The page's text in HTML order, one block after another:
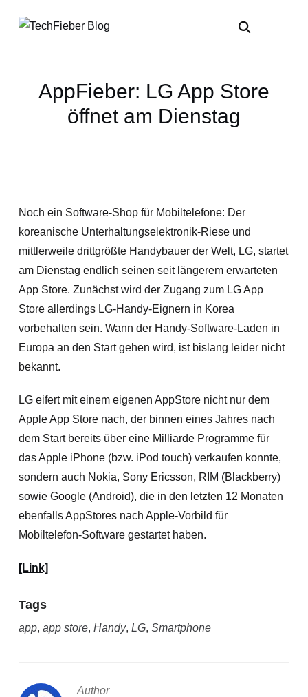
AppFieber: LG App Store
öffnet am Dienstag
Noch ein Software-Shop für Mobiltelefone: Der
koreanische Unterhaltungselektronik-Riese und
mittlerweile drittgrößte Handybauer der Welt, LG, startet
am Dienstag endlich seinen seit längerem erwarteten
App Store. Zunächst wird der Zugang zum LG App
Store allerdings LG-Handy-Eignern in Korea
vorbehalten sein. Wann der Handy-Software-Laden in
Europa an den Start gehen wird, ist bislang leider nicht
bekannt.
LG eifert mit einem eigenen AppStore nicht nur dem
Apple App Store nach, der binnen eines Jahres nach
dem Start bereits über eine Milliarde Programme für
das Apple iPhone (bzw. iPod touch) verkaufen konnte,
sondern auch Nokia, Sony Ericsson, RIM (Blackberry)
sowie Google (Android), die in den letzten 12 Monaten
ebenfalls AppStores nach Apple-Vorbild für
Mobiltelefon-Software gestartet haben.
[Link]
Tags
app, app store, Handy, LG, Smartphone
Author